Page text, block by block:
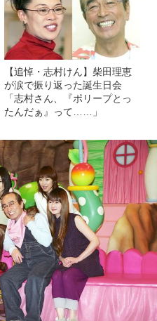
【追悼・志村けん】柴田理恵
が涙で振り返った誕生日会
「志村さん、『ポリープとっ
たんだぁ』って……」